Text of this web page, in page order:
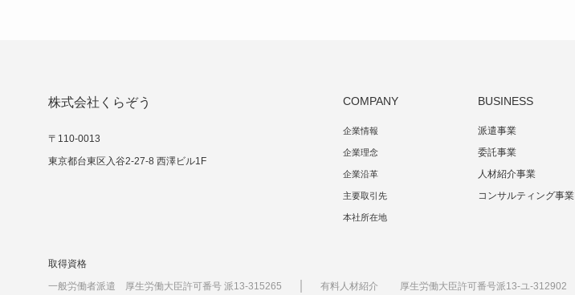
株式会社くらぞう
〒110-0013
東京都台東区入谷2-27-8 西澤ビル1F
COMPANY
企業情報
企業理念
企業沿革
主要取引先
本社所在地
BUSINESS
派遣事業
委託事業
人材紹介事業
コンサルティング事業
取得資格
一般労働者派遣 厚生労働大臣許可番号 派13-315265
有料人材紹介 厚生労働大臣許可番号派13-ユ-312902